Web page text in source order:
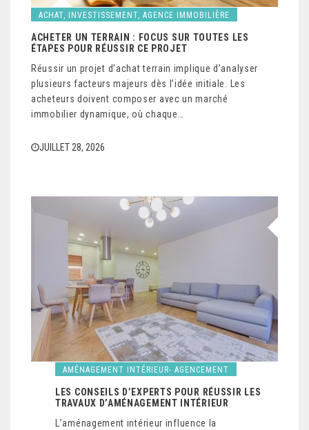
ACHAT, INVESTISSEMENT, AGENCE IMMOBILIÈRE
ACHETER UN TERRAIN : FOCUS SUR TOUTES LES
ÉTAPES POUR RÉUSSIR CE PROJET
Réussir un projet d’achat terrain implique d’analyser
plusieurs facteurs majeurs dès l’idée initiale. Les
acheteurs doivent composer avec un marché
immobilier dynamique, où chaque…
JUILLET 28, 2026
AMÉNAGEMENT INTÉRIEUR- AGENCEMENT
LES CONSEILS D’EXPERTS POUR RÉUSSIR LES
TRAVAUX D’AMÉNAGEMENT INTÉRIEUR
L’aménagement intérieur influence la